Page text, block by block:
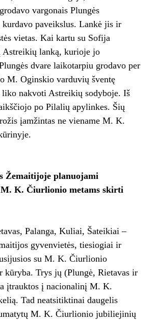
vargonais Plungės
kurdavo paveikslus. Lankė jis ir
vietas. Kai kartu su Sofija
Astreikių lanką, kurioje jo
dvare laikotarpiu grodavo per
M. Oginskio varduvių šventę
nakvoti Astreikių sodyboje. Iš
po Pilalių apylinkes. Šių
įamžintas ne viename M. K.
Žemaitijoje planuojami
K. Čiurlionio metams skirti
Palanga, Kuliai, Šateikiai –
gyvenvietės, tiesiogiai ir
su M. K. Čiurlionio
kūryba. Trys jų (Plungė, Rietavas ir
įtrauktos į nacionalinį M. K.
Tad neatsitiktinai daugelis
M. K. Čiurlionio jubiliejinių